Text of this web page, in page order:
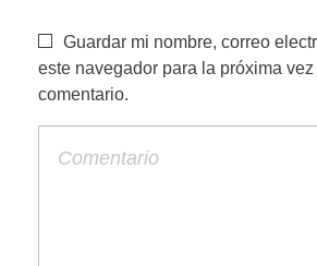
e
s
d
Guardar mi nombre, correo
este navegador para la próxima
comentario.